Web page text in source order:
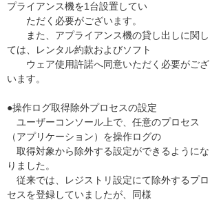
プライアンス機を1台設置してい
ただく必要がございます。
また、アプライアンス機の貸し出しに関し
ては、レンタル約款およびソフト
ウェア使用許諾へ同意いただく必要がござ
います。
●操作ログ取得除外プロセスの設定
ユーザーコンソール上で、任意のプロセス
（アプリケーション）を操作ログの
取得対象から除外する設定ができるようにな
りました。
従来では、レジストリ設定にて除外するプロ
セスを登録していましたが、同様